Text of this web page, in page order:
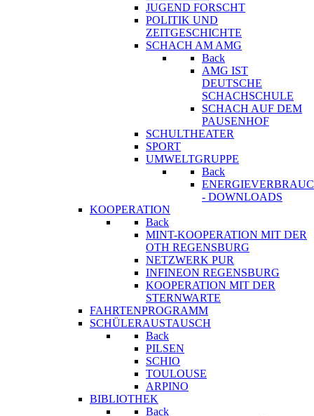
JUGEND FORSCHT
POLITIK UND
ZEITGESCHICHTE
SCHACH AM AMG
Back
AMG IST
DEUTSCHE
SCHACHSCHULE
SCHACH AUF DEM
PAUSENHOF
SCHULTHEATER
SPORT
UMWELTGRUPPE
Back
- DOWNLOADS
KOOPERATION
Back
MINT-KOOPERATION MIT DER
OTH REGENSBURG
NETZWERK PUR
INFINEON REGENSBURG
KOOPERATION MIT DER
STERNWARTE
FAHRTENPROGRAMM
SCHÜLERAUSTAUSCH
Back
PILSEN
SCHIO
TOULOUSE
ARPINO
BIBLIOTHEK
Back